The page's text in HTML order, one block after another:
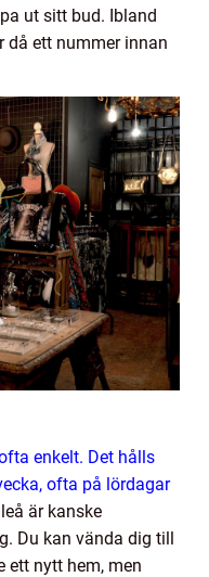
ut sitt bud. Ibland
då ett nummer innan
enkelt. Det hålls
ofta på lördagar
är kanske
Du kan vända dig till
ett nytt hem, men